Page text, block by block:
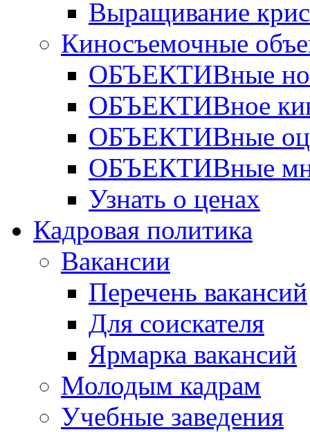
Выращивание
Киносъемочные
ОБЪЕКТИВные
ОБЪЕКТИВное
ОБЪЕКТИВные
ОБЪЕКТИВные
Узнать о ценах
Кадровая политика
Вакансии
Перечень вакансий
Для соискателя
Ярмарка вакансий
Молодым кадрам
Учебные заведения